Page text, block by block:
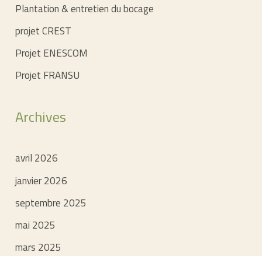
Plantation & entretien du bocage
projet CREST
Projet ENESCOM
Projet FRANSU
Archives
avril 2026
janvier 2026
septembre 2025
mai 2025
mars 2025